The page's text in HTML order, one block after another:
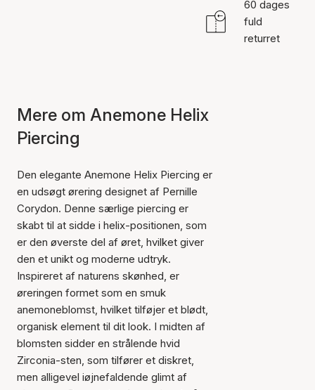
60 dages
fuld
returret
Mere om Anemone Helix
Piercing
Den elegante Anemone Helix Piercing er
en udsøgt ørering designet af Pernille
Corydon. Denne særlige piercing er
skabt til at sidde i helix-positionen, som
er den øverste del af øret, hvilket giver
den et unikt og moderne udtryk.
Inspireret af naturens skønhed, er
øreringen formet som en smuk
anemoneblomst, hvilket tilføjer et blødt,
organisk element til dit look. I midten af
blomsten sidder en strålende hvid
Zirconia-sten, som tilfører et diskret,
men alligevel iøjnefaldende glimt af